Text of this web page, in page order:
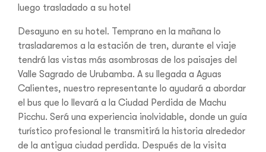
luego trasladado a su hotel
Desayuno en su hotel. Temprano en la mañana lo
trasladaremos a la estación de tren, durante el viaje
tendrá las vistas más asombrosas de los paisajes del
Valle Sagrado de Urubamba. A su llegada a Aguas
Calientes, nuestro representante lo ayudará a abordar
el bus que lo llevará a la Ciudad Perdida de Machu
Picchu. Será una experiencia inolvidable, donde un guía
turístico profesional le transmitirá la historia alrededor
de la antigua ciudad perdida. Después de la visita